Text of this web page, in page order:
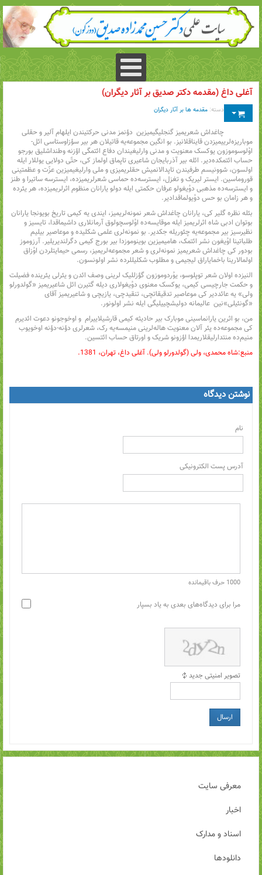
آغلی داغ (مقدمه دکتر صدیق بر آثار دیگران)
دسته: مقدمه ها بر آثار دیگران
چاغداش شعریمیز گنجلیگیمیزین دؤنمز مدنی حرکتیندن ایلهام آلیر و حقلی
موباریزه‌لرییمیزدن قایناقلانیز. بو انگین مجموعه‌یه قاتیلان هر بیر سؤزاوستاسی ائل-
اوُلوسوموزون یوکسک معنویت و مدنی وارلیغیندان دفاع ائتمگی اؤزنه وطنداشلیق بورجو
حساب ائتمکده‌دیر. ائله بیر آذربایجان شاعیری تاپماق اولماز کی، حتّی دولایی یوللار ایله
اولسون، شوونیسم طرفیندن تاپدالانمیش حقلریمیزی و ملی وارلیغیمیزین عزّت و عظمتینی
قوروماسین. ایستر لیریک و تغزل، ایسترسه‌ده حماسی شعرلریمیزده، ایسترسه ساتیرا و طنز
و ایسترسه‌ده مذهبی دوُیغولو عرفان حکمتی ایله دولو یارانان منظوم اثرلریمیزده، هر یئرده
و هر زامان بو حس دوُیولماقدادیر.
بئله نظره گلیر کی، یارانان چاغداش شعر نمونه‌لریمیز، ایندی یه کیمی تاریخ بویونجا یارانان
بوتوان ادبی شاه اثرلریمیز ایله موقایسه‌ده اوُلوسچولوق آرمانلاری داشیماقدا، تایسیز و
نظیرسیز بیر مجموعه‌یه چئوریله جکدیر. بو نمونه‌لری علمی شکلیده و موعاصیر بیلیم
طلباتینا اوُیغون نشر ائتمک، هامیمیزین بوینوموزدا بیر بورج کیمی دگرلندیریلیر. آرزوموز
بودور کی چاغداش شعریمیز نمونه‌لری و شعر مجموعه‌لریمیز، رسمی حیمایتلردن اوُزاق
اولمالارینا باخمایاراق لیجیمی و مطلوب شکلیللرده نشر اولونسون.
النیزده اولان شعر توپلوسو، یوُردوموزون گؤزللیک لرینی وصف ائدن و یئرلی یئرینده فضیلت
و حکمت جارچیسی کیمی، یوکسک معنوی دوُیغولاری دیله گتیرن ائل شاعیریمیز «گولدورلو
ولی» یه عائددیر کی موعاصیر تدقیقاتچی، تنقیدچی، یازیچی و شاعیریمیز آقای
«گونئیلی»‌نین عالیمانه دولیشچییلیگی ایله نشر اولونور.
من، بو اثرین یارانماسینی موبارک بیر حادیثه کیمی قارشیلاییرام و اوخوجونو دعوت ائدیرم
کی مجموعه‌ده یئر آلان معنویت هاله‌لرینی منیمسه‌یه رک، شعرلری دؤنه-دؤنه اوخویوب
منیم‌ده منتدارلیقلاریمدا اؤزونو شریک و اورتاق حساب ائتسین.
منبع:‌شاه محمدی، ولی (گولدورلو ولی). آغلی داغ، تهران، 1381.
نوشتن دیدگاه
نام
آدرس پست الکترونیکی
1000 حرف باقیمانده
مرا برای دیدگاه‌های بعدی به یاد بسپار
تصویر امنیتی جدید
ارسال
معرفی سایت
اخبار
اسناد و مدارک
دانلودها